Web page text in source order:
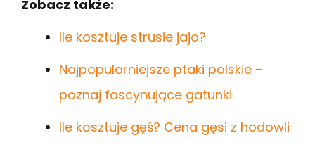
Zobacz także:
Ile kosztuje strusie jajo?
Najpopularniejsze ptaki polskie –
poznaj fascynujące gatunki
Ile kosztuje gęś? Cena gęsi z hodowli